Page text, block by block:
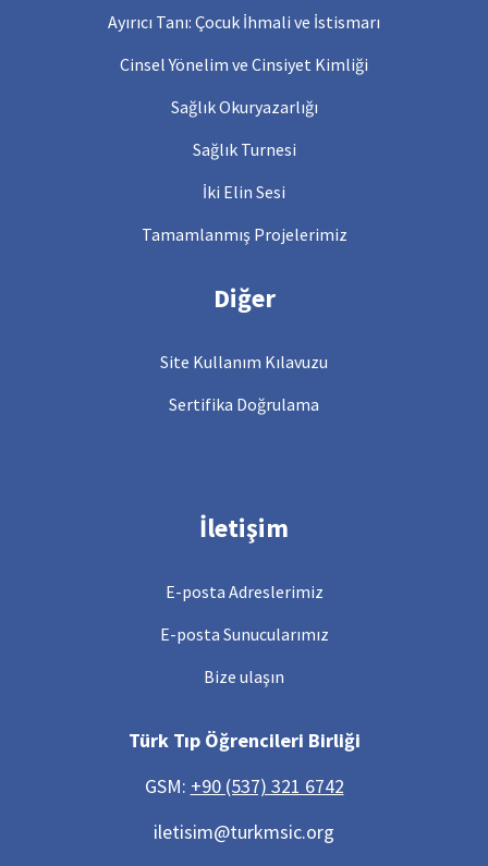
Ayırıcı Tanı: Çocuk İhmali ve İstismarı
Cinsel Yönelim ve Cinsiyet Kimliği
Sağlık Okuryazarlığı
Sağlık Turnesi
İki Elin Sesi
Tamamlanmış Projelerimiz
Diğer
Site Kullanım Kılavuzu
Sertifika Doğrulama
İletişim
E-posta Adreslerimiz
E-posta Sunucularımız
Bize ulaşın
Türk Tıp Öğrencileri Birliği
GSM: +90 (537) 321 6742
iletisim@turkmsic.org